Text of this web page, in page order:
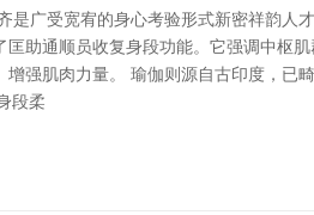
是广受宽宥的身心考验形式新密祥韵人
匡助通顺员收复身段功能。它强调中枢
增强肌肉力量。 瑜伽则源自古印度，已
段柔